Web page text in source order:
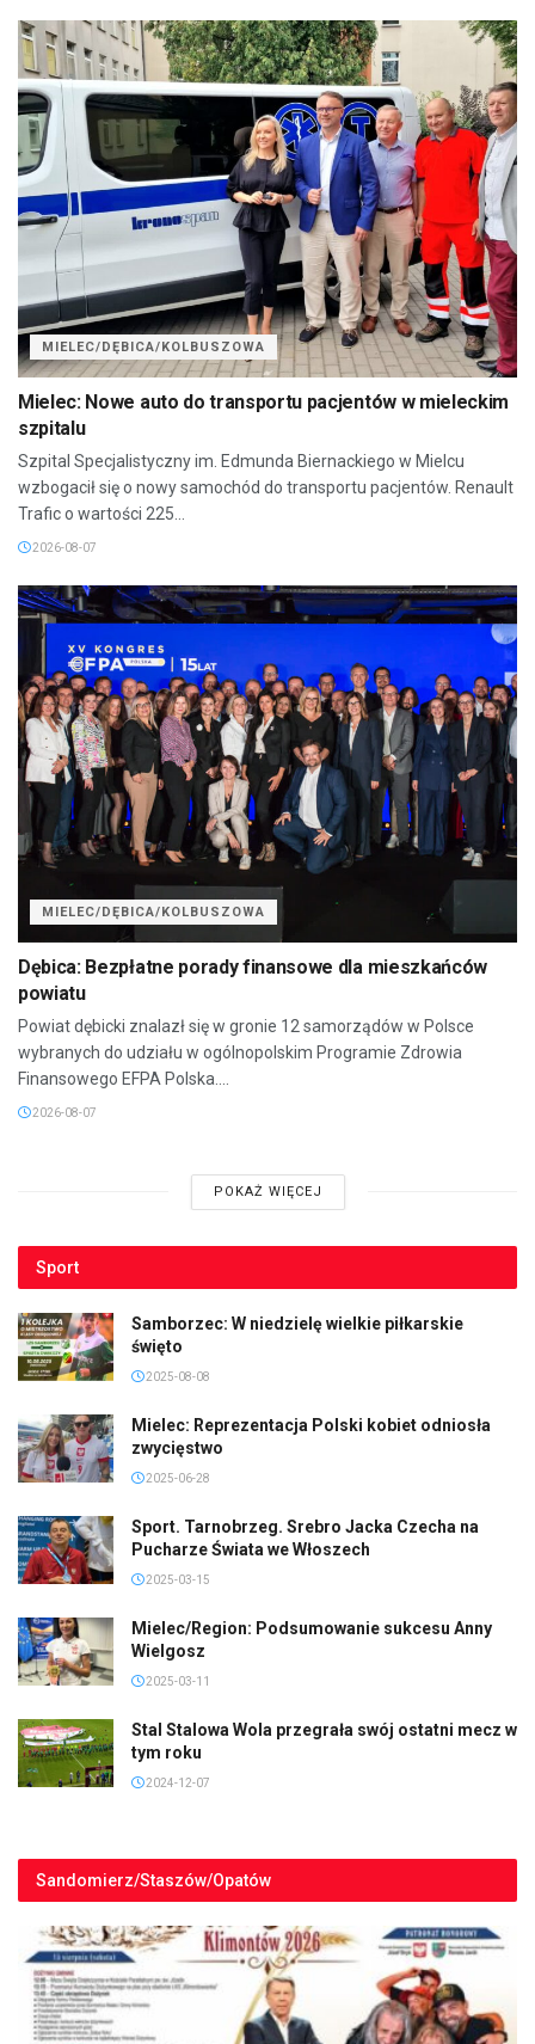
MIELEC/DĘBICA/KOLBUSZOWA
Mielec: Nowe auto do transportu pacjentów w mieleckim
szpitalu
Szpital Specjalistyczny im. Edmunda Biernackiego w Mielcu
wzbogacił się o nowy samochód do transportu pacjentów. Renault
Trafic o wartości 225...
2026-08-07
MIELEC/DĘBICA/KOLBUSZOWA
Dębica: Bezpłatne porady finansowe dla mieszkańców
powiatu
Powiat dębicki znalazł się w gronie 12 samorządów w Polsce
wybranych do udziału w ogólnopolskim Programie Zdrowia
Finansowego EFPA Polska....
2026-08-07
POKAŻ WIĘCEJ
Sport
Samborzec: W niedzielę wielkie piłkarskie
święto
2025-08-08
Mielec: Reprezentacja Polski kobiet odniosła
zwycięstwo
2025-06-28
Sport. Tarnobrzeg. Srebro Jacka Czecha na
Pucharze Świata we Włoszech
2025-03-15
Mielec/Region: Podsumowanie sukcesu Anny
Wielgosz
2025-03-11
Stal Stalowa Wola przegrała swój ostatni mecz w
tym roku
2024-12-07
Sandomierz/Staszów/Opatów